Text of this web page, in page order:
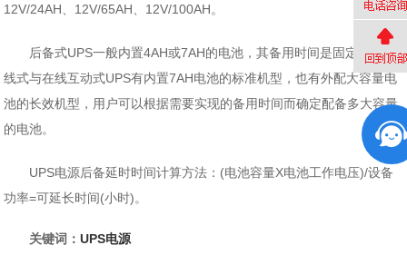
12V/24AH、12V/65AH、12V/100AH。
后备式UPS一般内置4AH或7AH的电池，其备用时间是固定的;在
线式与在线互动式UPS有内置7AH电池的标准机型，也有外配大容量电
池的长效机型，用户可以根据需要实现的备用时间而确定配备多大容量
的电池。
UPS电源后备延时时间计算方法：(电池容量X电池工作电压)/设备
功率=可延长时间(小时)。
关键词：UPS电源